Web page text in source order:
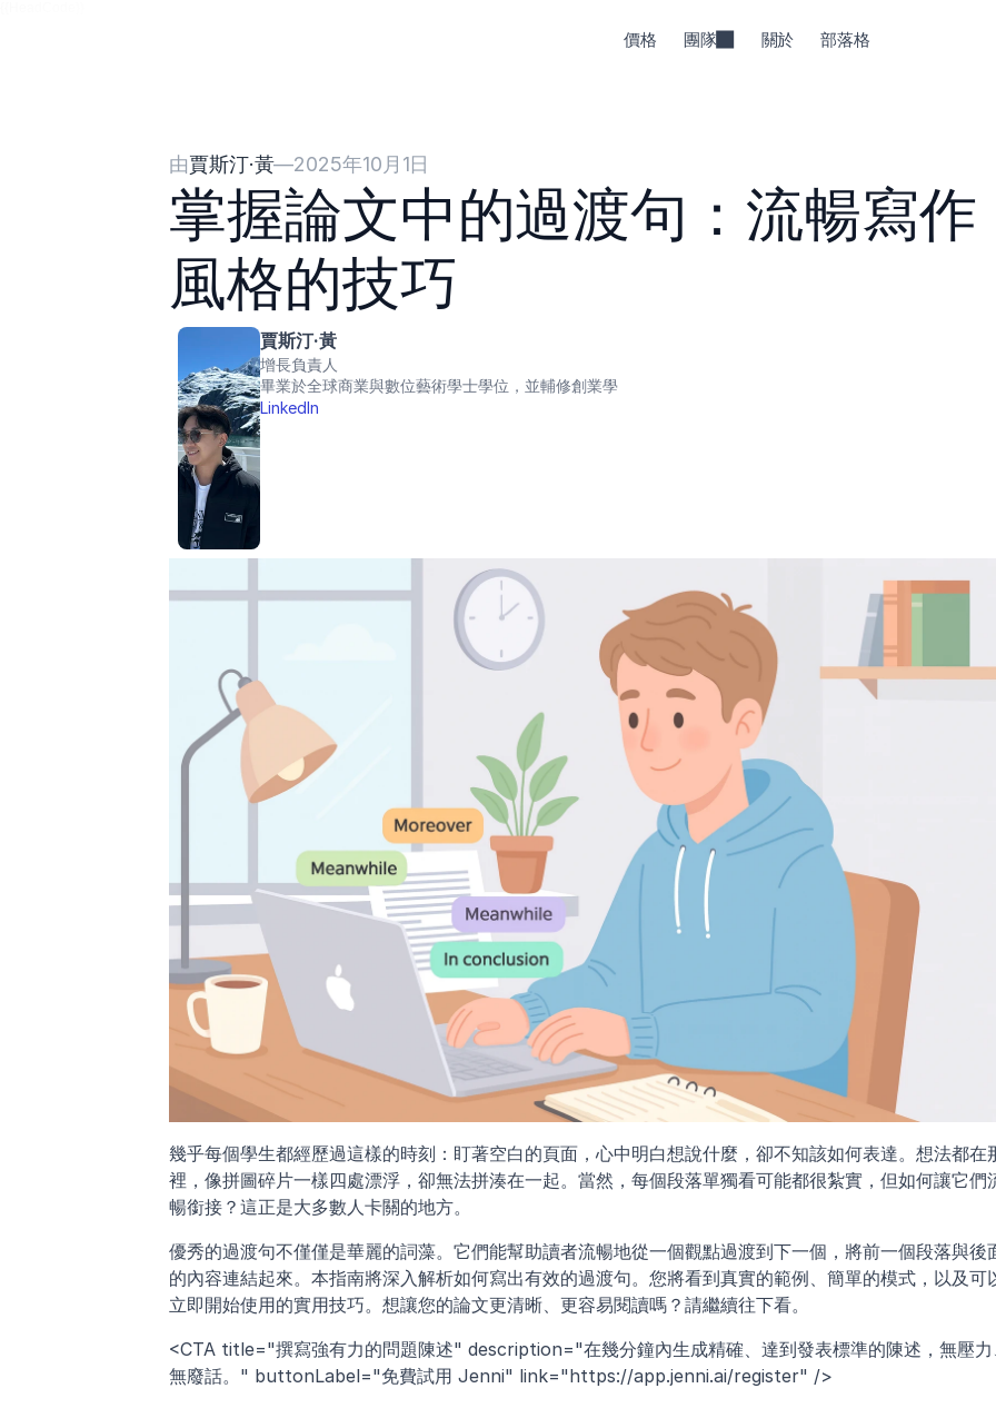
價格 團隊 關於 部落格
由賈斯汀·黃—2025年10月1日
掌握論文中的過渡句：流暢寫作
風格的技巧
賈斯汀·黃
增長負責人
畢業於全球商業與數位藝術學士學位，並輔修創業學
LinkedIn
幾乎每個學生都經歷過這樣的時刻：盯著空白的頁面，心中明白想說什麼，卻不知該如何表達。想法都在
裡，像拼圖碎片一樣四處漂浮，卻無法拼湊在一起。當然，每個段落單獨看可能都很紮實，但如何讓它們
暢銜接？這正是大多數人卡關的地方。
優秀的過渡句不僅僅是華麗的詞藻。它們能幫助讀者流暢地從一個觀點過渡到下一個，將前一個段落與後
的內容連結起來。本指南將深入解析如何寫出有效的過渡句。您將看到真實的範例、簡單的模式，以及可
立即開始使用的實用技巧。想讓您的論文更清晰、更容易閱讀嗎？請繼續往下看。
<CTA title="撰寫強有力的問題陳述" description="在幾分鐘內生成精確、達到發表標準的陳述，無壓力
無廢話。" buttonLabel="免費試用 Jenni" link="https://app.jenni.ai/register" />